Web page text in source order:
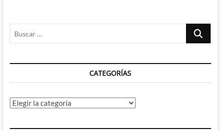
Buscar
CATEGORÍAS
Categorías